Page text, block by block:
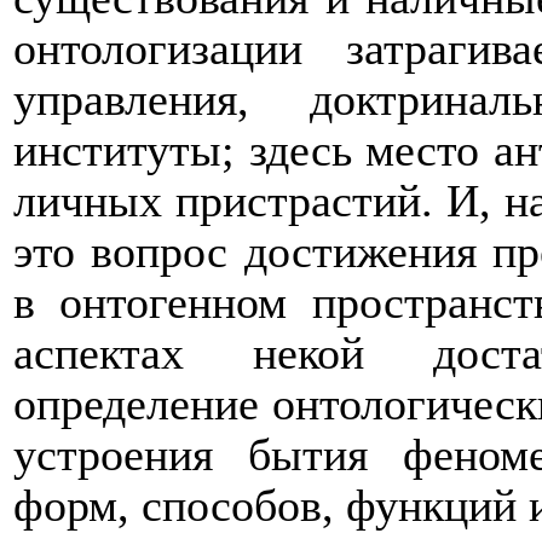
онтологизации
управления,
институты; здесь место
личных пристрастий. И,
это вопрос достижения
в онтогенном
аспектах некой
определение
устроения бытия
форм, способов, функций